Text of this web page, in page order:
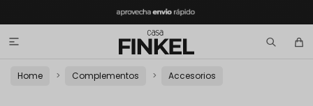

Home Complementos Accesorios